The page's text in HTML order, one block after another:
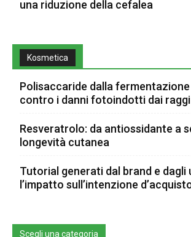
una riduzione della cefalea
Kosmetica
Polisaccaride dalla
contro i danni fotoindotti dai raggi
Resveratrolo: da antiossidante a
longevità cutanea
Tutorial generati dal brand e dagli
l’impatto sull’intenzione
Scegli una categoria